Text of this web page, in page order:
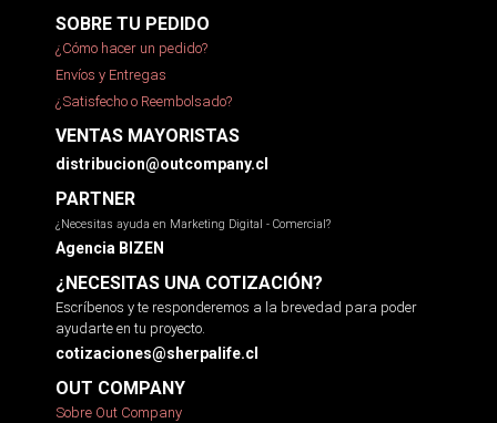
SOBRE TU PEDIDO
¿Cómo hacer un pedido?
Envíos y Entregas
¿Satisfecho o Reembolsado?
VENTAS MAYORISTAS
distribucion@outcompany.cl
PARTNER
¿Necesitas ayuda en Marketing Digital - Comercial?
Agencia BIZEN
¿NECESITAS UNA COTIZACIÓN?
Escríbenos y te responderemos a la brevedad para poder
ayudarte en tu proyecto.
cotizaciones@sherpalife.cl
OUT COMPANY
Sobre Out Company